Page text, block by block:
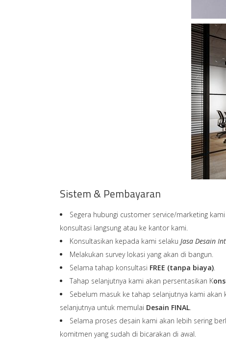
Sistem & Pembayaran
Segera hubungi customer service/marketing
konsultasi langsung atau ke kantor kami.
Konsultasikan kepada kami selaku Jasa Desain
Melakukan survey lokasi yang akan di bangun.
Selama tahap konsultasi FREE (tanpa biaya).
Tahap selanjutnya kami akan persentasikan K
Sebelum masuk ke tahap selanjutnya kami akan
selanjutnya untuk memulai Desain FINAL.
Selama proses desain kami akan lebih sering
komitmen yang sudah di bicarakan di awal.